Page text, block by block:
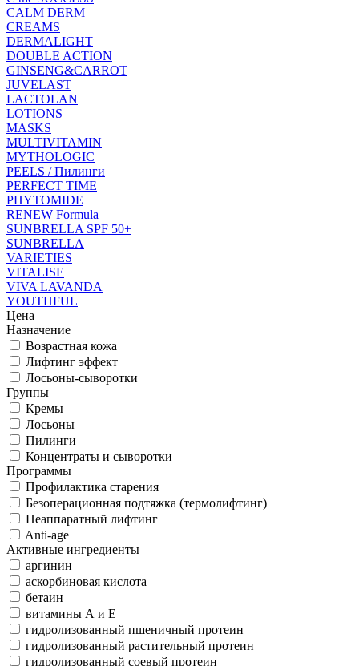
CALM DERM
CREAMS
DERMALIGHT
DOUBLE ACTION
GINSENG&CARROT
JUVELAST
LACTOLAN
LOTIONS
MASKS
MULTIVITAMIN
MYTHOLOGIC
PEELS / Пилинги
PERFECT TIME
PHYTOMIDE
RENEW Formula
SUNBRELLA SPF 50+
SUNBRELLA
VARIETIES
VITALISE
VIVA LAVANDA
YOUTHFUL
Цена
Назначение
Возрастная кожа
Лифтинг эффект
Лосьоны-сыворотки
Группы
Кремы
Лосьоны
Пилинги
Концентраты и сыворотки
Программы
Профилактика старения
Безоперационная подтяжка (термолифтинг)
Неаппаратный лифтинг
Anti-age
Активные ингредиенты
аргинин
аскорбиновая кислота
бетаин
витамины А и Е
гидролизованный пшеничный протеин
гидролизованный растительный протеин
гидролизованный соевый протеин